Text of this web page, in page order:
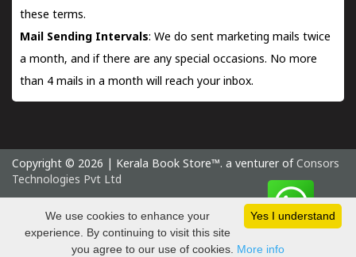
these terms.
Mail Sending Intervals: We do sent marketing mails twice
a month, and if there are any special occasions. No more
than 4 mails in a month will reach your inbox.
Copyright © 2026 | Kerala Book Store™. a venturer of Consors
Technologies Pvt Ltd
Monday 10 August, 2026 IST
Yes I understand
We use cookies to enhance your
experience. By continuing to visit this site
you agree to our use of cookies. More info